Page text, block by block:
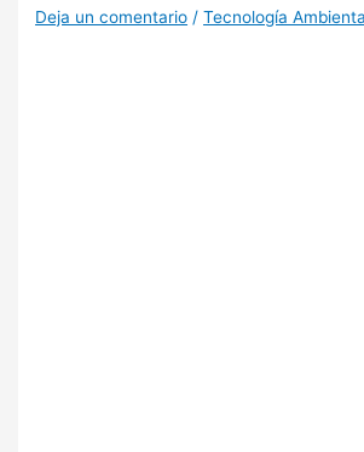
Deja un comentario /Tecnología